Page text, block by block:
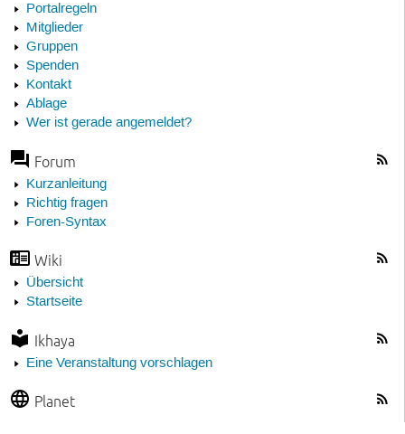
Portalregeln
Mitglieder
Gruppen
Spenden
Kontakt
Ablage
Wer ist gerade angemeldet?
Forum
Kurzanleitung
Richtig fragen
Foren-Syntax
Wiki
Übersicht
Startseite
Ikhaya
Eine Veranstaltung vorschlagen
Planet